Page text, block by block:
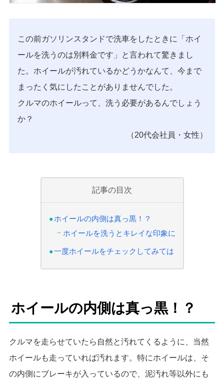
この前ガソリンスタンドで洗車をしたときに「ホイ
ールを洗うのは別料金です」と言われて驚きまし
た。ホイールが汚れているかどうかなんて、今まで
まったく気にしたことがありませんでした。
クルマのホイールって、洗う必要があるんでしょう
か？
（20代会社員・女性）
記事の目次
ホイールの内側は真っ黒！？
ホイールを洗うとキレイな印象に
一度ホイールをチェックしてみては
ホイールの内側は真っ黒！？
クルマを走らせていたら自然と汚れてくるように、当然
ホイールも走っていれば汚れます。特にホイールは、そ
の内側にブレーキが入っているので、泥汚れ等以外にも